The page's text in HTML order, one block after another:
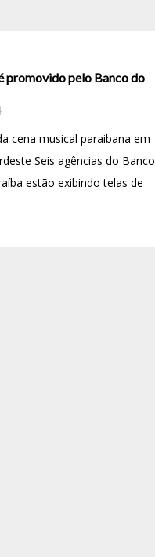
promovido pelo Banco do
cena musical paraibana em
Seis agências do Banco
estão exibindo telas de